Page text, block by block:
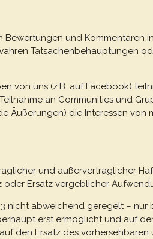
und Kommentaren
Tatsachenbehauptungen
von uns (z.B. auf Facebook)
an Communities und
Äußerungen) die Interessen
und außervertraglicher
Ersatz vergeblicher
nicht abweichend geregelt –
erst ermöglicht und auf
den Ersatz des